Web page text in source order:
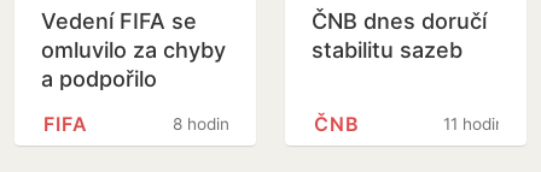
Vedení FIFA se
omluvilo za chyby
a podpořilo
8 hodin
FIFA
ČNB dnes doručí
stabilitu sazeb
11 hodin
ČNB